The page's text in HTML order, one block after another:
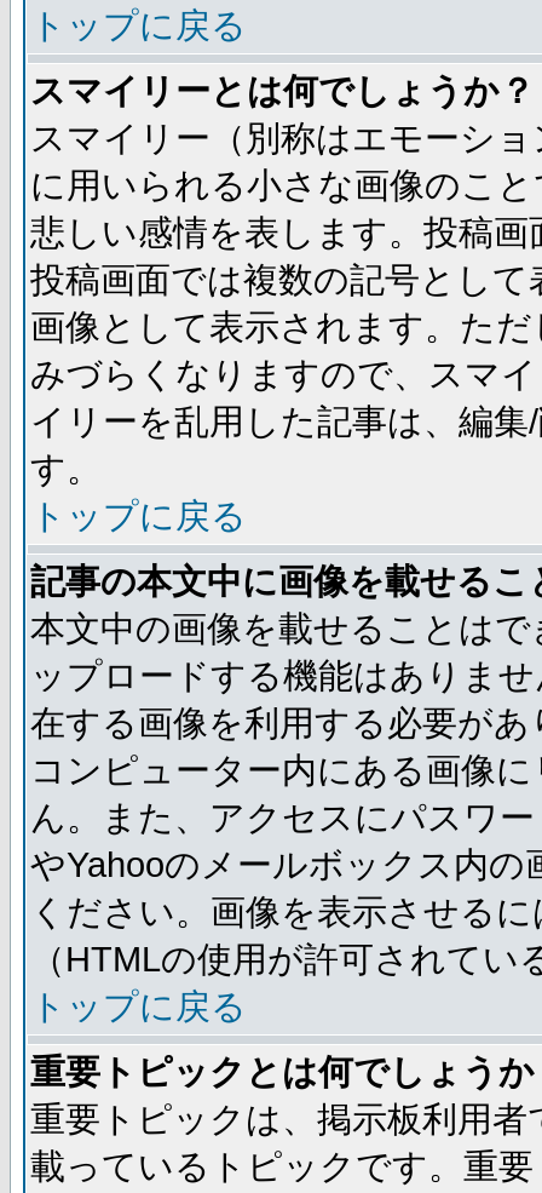
トップに戻る
スマイリーとは何でしょうか？
スマイリー（別称はエモーシ
に用いられる小さな画像のこ
悲しい感情を表します。投稿
投稿画面では複数の記号とし
画像として表示されます。た
みづらくなりますので、スマ
イリーを乱用した記事は、編
す。
トップに戻る
記事の本文中に画像を載せる
本文中の画像を載せることは
ップロードする機能はありま
在する画像を利用する必要が
コンピューター内にある画像
ん。また、アクセスにパスワ
やYahooのメールボックス内
ください。画像を表示させる
（HTMLの使用が許可されて
トップに戻る
重要トピックとは何でしょうか
重要トピックは、掲示板利用
載っているトピックです。重